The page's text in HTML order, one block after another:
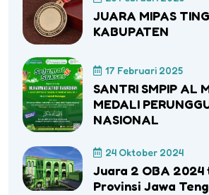
JUARA MIPAS
KABUPATEN
17 Februari 2025
SANTRI SMPIP AL
MEDALI
NASIONAL
24 Oktober 2024
Juara 2 OBA 2024
Provinsi Jawa